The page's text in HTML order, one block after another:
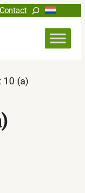
ContactZoeken
10 (a)